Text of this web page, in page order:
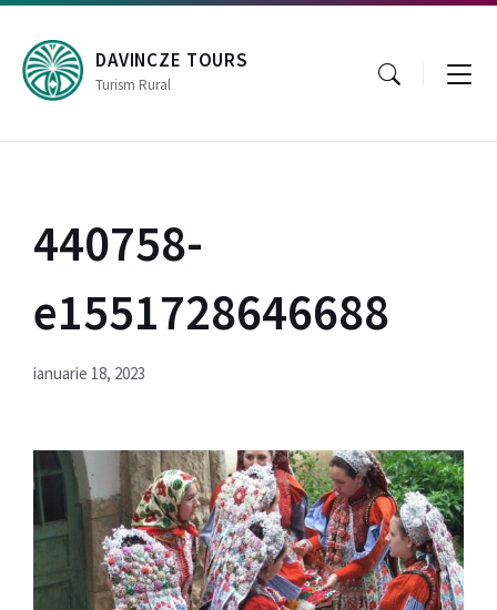
Skip
content
Skip
main
navigation
Skip
footer
DAVINCZE TOURS
Turism Rural
440758-
e1551728646688
ianuarie 18, 2023